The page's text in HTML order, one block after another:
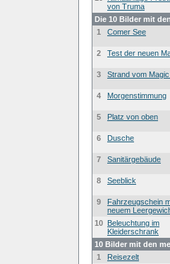
von Truma
Die 10 Bilder mit
1
Comer See
2 Test der neuen
3 Strand vom
4 Morgenstimmung
5 Platz von oben
6 Dusche
7 Sanitärgebäude
8 Seeblick
9
Fahrzeugschein
neuem
10 Beleuchtung im
Kleiderschrank
10 Bilder mit den
1
Reisezelt